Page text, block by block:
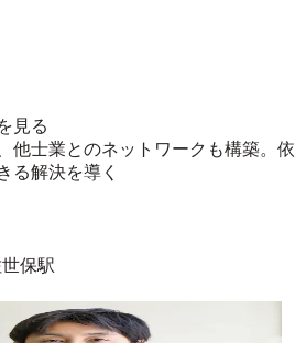
見る
他士業とのネットワークも構築。依
る解決を導く
保駅